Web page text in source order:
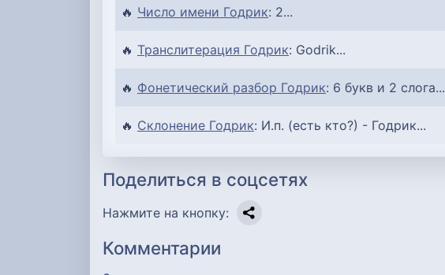
🔥 Число имени Годрик: 2...
🔥 Транслитерация Годрик: Godrik...
🔥 Фонетический разбор Годрик: 6 букв и 2 слога...
🔥 Склонение Годрик: И.п. (есть кто?) - Годрик...
Поделиться в соцсетях
Нажмите на кнопку:
Комментарии